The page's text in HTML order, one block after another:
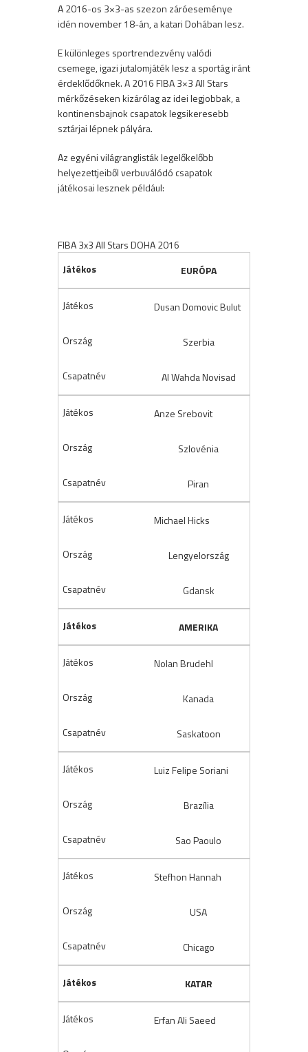
A 2016-os 3×3-as szezon záróeseménye
idén november 18-án, a katari Dohában lesz.
E különleges sportrendezvény valódi
csemege, igazi jutalomjáték lesz a sportág iránt
érdeklődőknek. A 2016 FIBA 3×3 All Stars
mérkőzéseken kizárólag az idei legjobbak, a
kontinensbajnok csapatok legsikeresebb
sztárjai lépnek pályára.
Az egyéni világranglisták legelőkelőbb
helyezettjeiből verbuválódó csapatok
játékosai lesznek például:
FIBA 3x3 All Stars DOHA 2016
EURÓPA
Dusan Domovic Bulut
Szerbia
Al Wahda Novisad
Anze Srebovit
Szlovénia
Piran
Michael Hicks
Lengyelország
Gdansk
AMERIKA
Nolan Brudehl
Kanada
Saskatoon
Luiz Felipe Soriani
Brazília
Sao Paoulo
Stefhon Hannah
USA
Chicago
KATAR
Erfan Ali Saeed